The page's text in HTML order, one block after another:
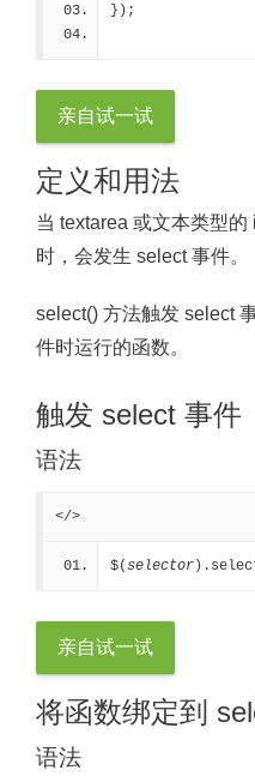
});
亲自试一试
定义和用法
当 textarea 或文本类型
时，会发生 select 事件。
select() 方法触发 select
件时运行的函数。
触发 select 事件
语法
</>
$(selector
亲自试一试
将函数绑定到
语法